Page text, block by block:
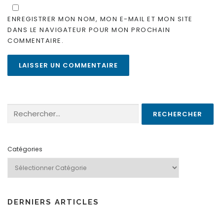
ENREGISTRER MON NOM, MON E-MAIL ET MON SITE
DANS LE NAVIGATEUR POUR MON PROCHAIN
COMMENTAIRE.
Catégories
DERNIERS ARTICLES